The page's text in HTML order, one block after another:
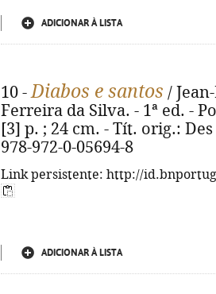
ADICIONAR À LISTA
10 -Diabos e santos /
Ferreira da Silva. - 1ª ed. -
[3] p. ; 24 cm. - Tít. orig.:
978-972-0-05694-8
Link persistente: http://
ADICIONAR À LISTA